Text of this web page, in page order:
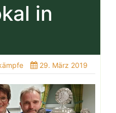
in
29. März 2019